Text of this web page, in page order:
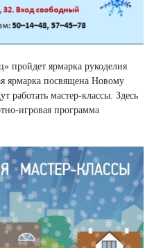
пройдет ярмарка рукоделия
ярмарка посвящена Новому
работать мастер-классы. Здесь
игровая программа